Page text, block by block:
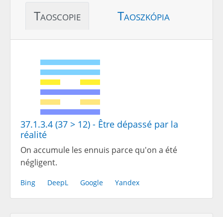
Taoscopie Taoszkópia
37.1.3.4 (37 > 12) - Être dépassé par la
réalité
On accumule les ennuis parce qu'on a été
négligent.
Bing DeepL Google Yandex